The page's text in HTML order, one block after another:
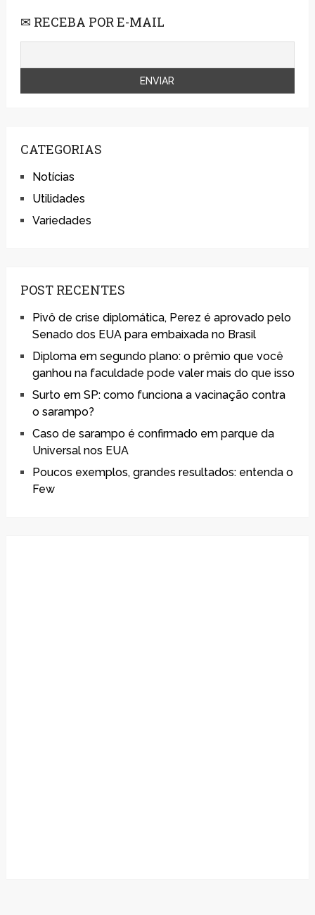
✉ RECEBA POR E-MAIL
CATEGORIAS
Notícias
Utilidades
Variedades
POST RECENTES
Pivô de crise diplomática, Perez é aprovado pelo
Senado dos EUA para embaixada no Brasil
Diploma em segundo plano: o prêmio que você
ganhou na faculdade pode valer mais do que isso
Surto em SP: como funciona a vacinação contra
o sarampo?
Caso de sarampo é confirmado em parque da
Universal nos EUA
Poucos exemplos, grandes resultados: entenda o
Few